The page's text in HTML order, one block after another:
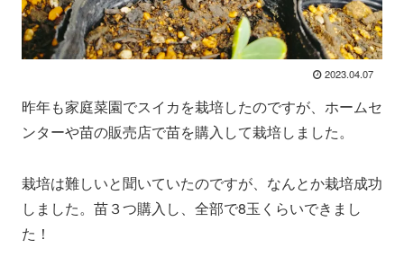
2023.04.07
昨年も家庭菜園でスイカを栽培したのですが、ホームセ
ンターや苗の販売店で苗を購入して栽培しました。
栽培は難しいと聞いていたのですが、なんとか栽培成功
しました。苗３つ購入し、全部で8玉くらいできまし
た！